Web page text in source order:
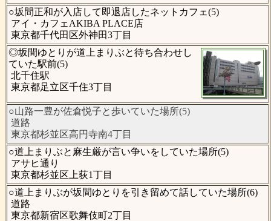
○坂間正和が入店して即退店したネットカフェ(5)
アイ・カフェAKIBA PLACE店
東京都千代田区外神田3丁目
◎坂間ゆとりが道上まりぶと待ち合わせし
ていた駅前(5)
北千住駅
東京都足立区千住3丁目
○山路一豊が佐倉悦子と歩いていた場所(5)
道路
東京都杉並区高円寺南4丁目
○道上まりぶと麻生厳が言い争いをしていた場所(5)
アサヒ通り
東京都杉並区上荻1丁目
○道上まりぶが坂間ゆとりを引き留めて話していた場所(6)
道路
東京都新宿区歌舞伎町2丁目